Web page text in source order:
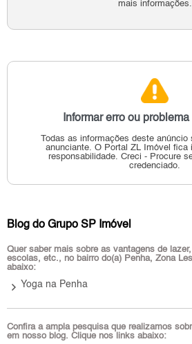
mais informações.
Informar erro ou
Todas as informações deste anúncio
anunciante. O Portal ZL Imóvel fica
responsabilidade. Creci - Procure
credenciado.
Blog do Grupo SP Imóvel
Quer saber mais sobre as vantagens de
escolas, etc., no bairro do(a) Penha, Zona
abaixo:
keyboard_arrow_right Yoga na Penha
Confira a ampla pesquisa que realizamos
em nosso blog. Clique nos links abaixo: